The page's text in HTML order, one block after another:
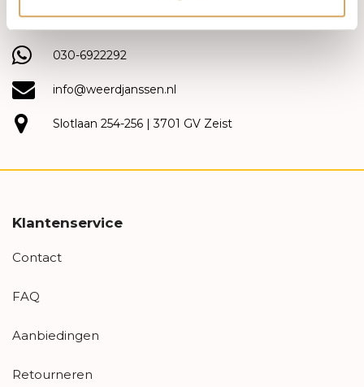
(030) 692 22 92
030-6922292
info@weerdjanssen.nl
Slotlaan 254-256 | 3701 GV Zeist
Klantenservice
Contact
FAQ
Aanbiedingen
Retourneren